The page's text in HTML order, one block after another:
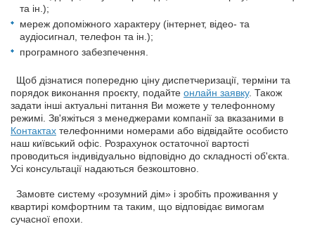
та ін.);
мереж допоміжного характеру (інтернет, відео- та
аудіосигнал, телефон та ін.);
програмного забезпечення.
Щоб дізнатися попередню ціну диспетчеризації, терміни та
порядок виконання проєкту, подайте онлайн заявку. Також
задати інші актуальні питання Ви можете у телефонному
режимі. Зв'яжіться з менеджерами компанії за вказаними в
Контактах телефонними номерами або відвідайте особисто
наш київський офіс. Розрахунок остаточної вартості
проводиться індивідуально відповідно до складності об'єкта.
Усі консультації надаються безкоштовно.
Замовте систему «розумний дім» і зробіть проживання у
квартирі комфортним та таким, що відповідає вимогам
сучасної епохи.